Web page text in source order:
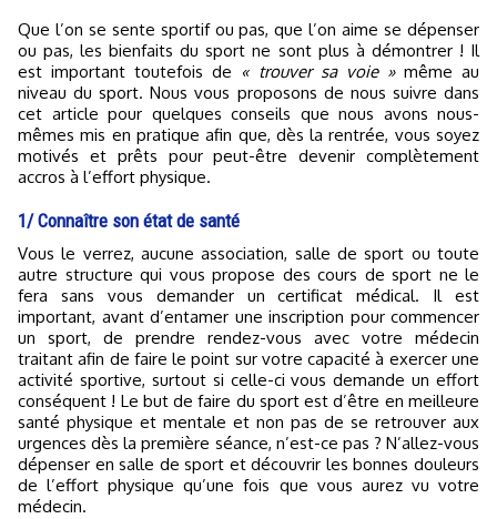
Que l’on se sente sportif ou pas, que l’on aime se dépenser
ou pas, les bienfaits du sport ne sont plus à démontrer ! Il
est important toutefois de « trouver sa voie »même au
niveau du sport. Nous vous proposons de nous suivre dans
cet article pour quelques conseils que nous avons nous-
mêmes mis en pratique afin que, dès la rentrée, vous soyez
motivés et prêts pour peut-être devenir complètement
accros à l’effort physique.
1/ Connaître son état de santé
Vous le verrez, aucune association, salle de sport ou toute
autre structure qui vous propose des cours de sport ne le
fera sans vous demander un certificat médical. Il est
important, avant d’entamer une inscription pour commencer
un sport, de prendre rendez-vous avec votre médecin
traitant afin de faire le point sur votre capacité à exercer une
activité sportive, surtout si celle-ci vous demande un effort
conséquent ! Le but de faire du sport est d’être en meilleure
santé physique et mentale et non pas de se retrouver aux
urgences dès la première séance, n’est-ce pas ? N’allez-vous
dépenser en salle de sport et découvrir les bonnes douleurs
de l’effort physique qu’une fois que vous aurez vu votre
médecin.